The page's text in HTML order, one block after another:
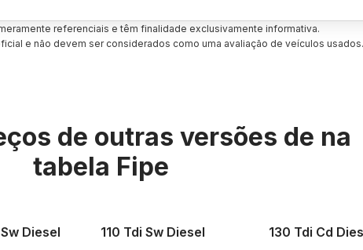
referenciais e têm finalidade exclusivamente informativa.
e não devem ser considerados como uma avaliação de veículos usados.
de outras versões de na
tabela Fipe
Diesel 110 Tdi Sw Diesel 130 Tdi Cd